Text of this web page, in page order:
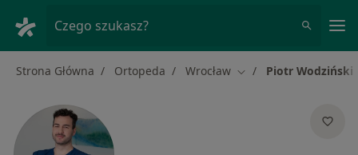
Czego szukasz?
Strona Główna Ortopeda Wrocław Zmień miasto
Piotr Wodziński